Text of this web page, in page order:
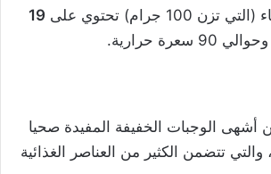
100 جرام) تحتوي على
19
90 سعرة حرارية.
أشهى الوجبات الخفيفة المفيدة صحيا
، والتي تتضمن الكثير من العناصر الغذائية